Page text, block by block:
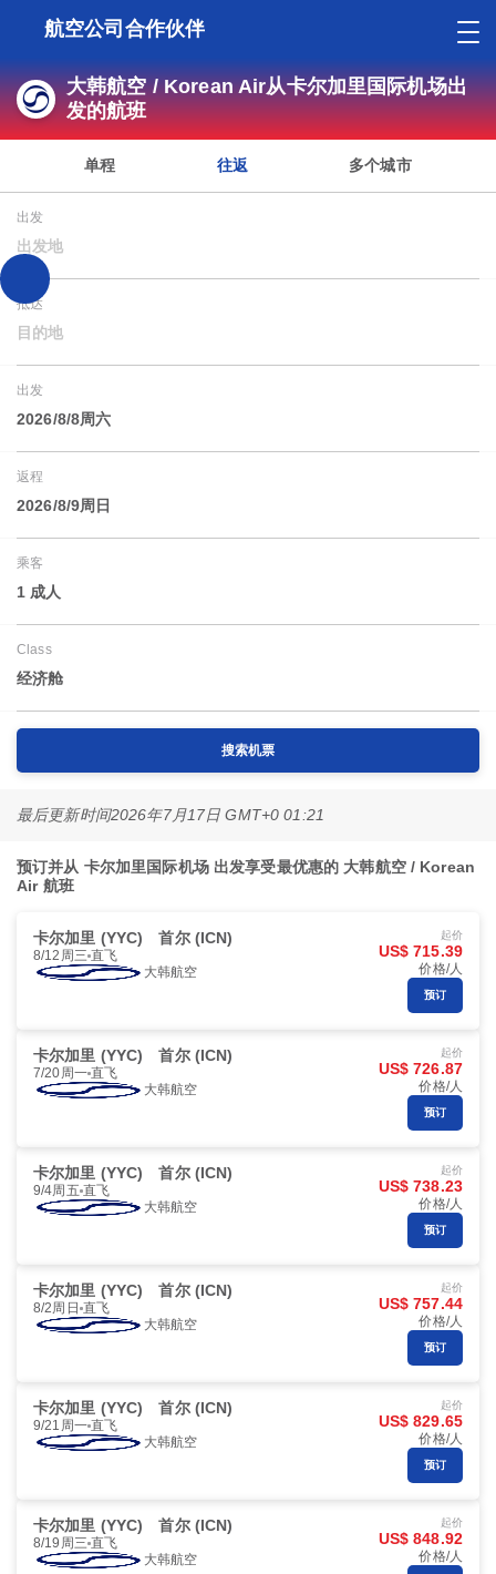
航空公司合作伙伴
大韩航空 / Korean Air从卡尔加里国际机场出
发的航班
单程 往返 多个城市
出发
出发地
抵达
目的地
出发
2026/8/8周六
返程
2026/8/9周日
乘客
1 成人
Class
经济舱
搜索机票
最后更新时间2026年7月17日 GMT+0 01:21
预订并从 卡尔加里国际机场 出发享受最优惠的 大韩航空 / Korean
Air 航班
卡尔加里 (YYC) 首尔 (ICN)
8/12周三 直飞
大韩航空
起价
US$ 715.39
价格/人
预订
卡尔加里 (YYC) 首尔 (ICN)
7/20周一 直飞
大韩航空
起价
US$ 726.87
价格/人
预订
卡尔加里 (YYC) 首尔 (ICN)
9/4周五 直飞
大韩航空
起价
US$ 738.23
价格/人
预订
卡尔加里 (YYC) 首尔 (ICN)
8/2周日 直飞
大韩航空
起价
US$ 757.44
价格/人
预订
卡尔加里 (YYC) 首尔 (ICN)
9/21周一 直飞
大韩航空
起价
US$ 829.65
价格/人
预订
卡尔加里 (YYC) 首尔 (ICN)
8/19周三 直飞
大韩航空
起价
US$ 848.92
价格/人